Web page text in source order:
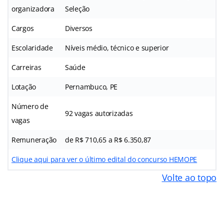
organizadora
Seleção
Cargos Diversos
Escolaridade Níveis médio, técnico e superior
Carreiras Saúde
Lotação Pernambuco, PE
Número de
vagas
92 vagas autorizadas
Remuneração de R$710,65 a R$ 6.350,87
Clique aqui para ver o último edital do concurso HEMOPE
Volte ao topo